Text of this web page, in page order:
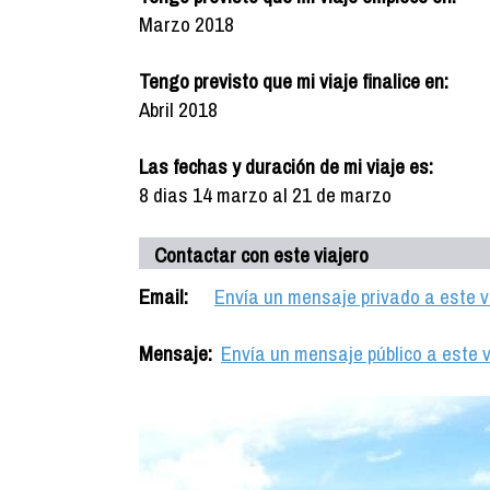
Marzo 2018
Tengo previsto que mi viaje finalice en:
Abril 2018
Las fechas y duración de mi viaje es:
8 dias 14 marzo al 21 de marzo
Contactar con este viajero
Email:
Envía un mensaje privado a este
Mensaje: Envía un mensaje público a este